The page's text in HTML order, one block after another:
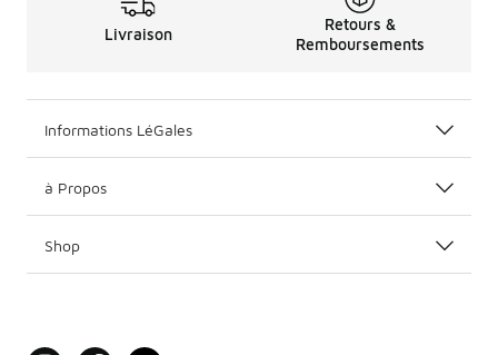
Livraison
Retours &
Remboursements
Informations LéGales
à Propos
Shop